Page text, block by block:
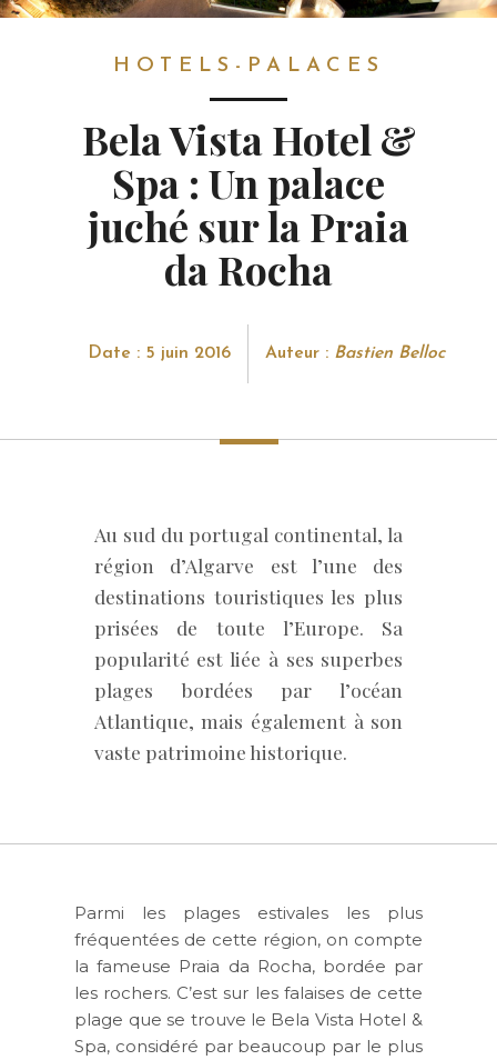
HOTELS-PALACES
Bela Vista Hotel &
Spa : Un palace
juché sur la Praia
da Rocha
Date : 5 juin 2016 Auteur : Bastien Belloc
Au sud du portugal continental, la
région d’Algarve est l’une des
destinations touristiques les plus
prisées de toute l’Europe. Sa
popularité est liée à ses superbes
plages bordées par l’océan
Atlantique, mais également à son
vaste patrimoine historique.
Parmi les plages estivales les plus
fréquentées de cette région, on compte
la fameuse Praia da Rocha, bordée par
les rochers. C’est sur les falaises de cette
plage que se trouve le Bela Vista Hotel &
Spa, considéré par beaucoup par le plus